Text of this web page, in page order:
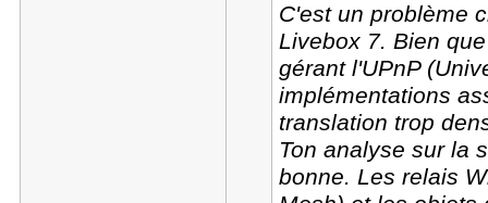
C'est un problème
Livebox 7. Bien
gérant l'UPnP
implémentations
translation trop
Ton analyse sur la
bonne. Les relais